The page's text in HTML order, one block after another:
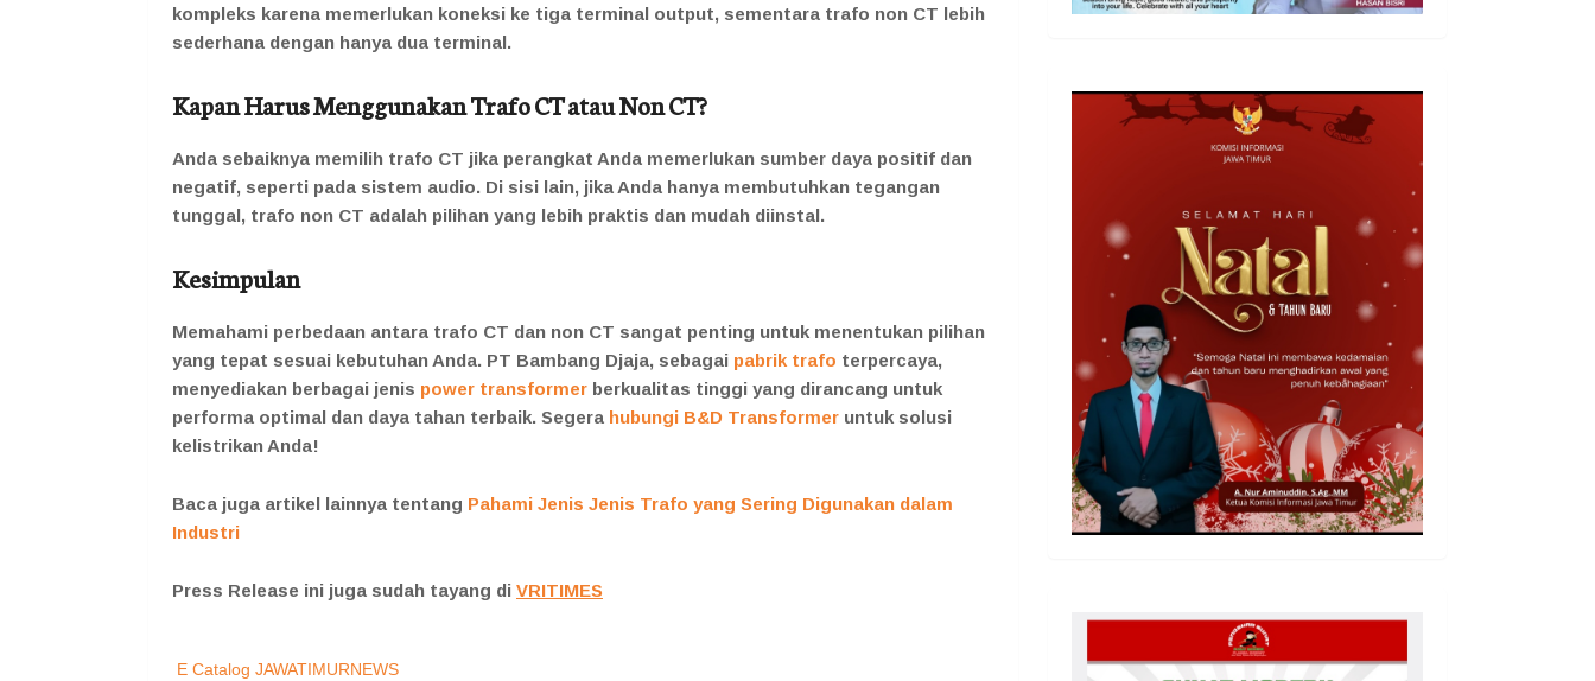
kompleks karena memerlukan koneksi ke tiga terminal output, sementara trafo non CT lebih
sederhana dengan hanya dua terminal.
Kapan Harus Menggunakan Trafo CT atau Non CT?
Anda sebaiknya memilih trafo CT jika perangkat Anda memerlukan sumber daya positif dan
negatif, seperti pada sistem audio. Di sisi lain, jika Anda hanya membutuhkan tegangan
tunggal, trafo non CT adalah pilihan yang lebih praktis dan mudah diinstal.
Kesimpulan
Memahami perbedaan antara trafo CT dan non CT sangat penting untuk menentukan pilihan
yang tepat sesuai kebutuhan Anda. PT Bambang Djaja, sebagai pabrik trafo terpercaya,
menyediakan berbagai jenis power transformer berkualitas tinggi yang dirancang untuk
performa optimal dan daya tahan terbaik. Segera hubungi B&D Transformer untuk solusi
kelistrikan Anda!
Baca juga artikel lainnya tentang Pahami Jenis Jenis Trafo yang Sering Digunakan dalam
Industri
Press Release ini juga sudah tayang di VRITIMES
E Catalog JAWATIMURNEWS